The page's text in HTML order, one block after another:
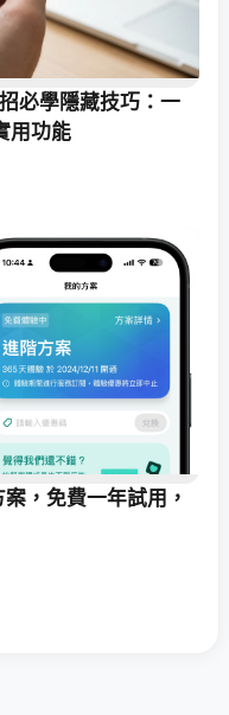
必學隱藏技巧：一
用功能
，免費一年試用，